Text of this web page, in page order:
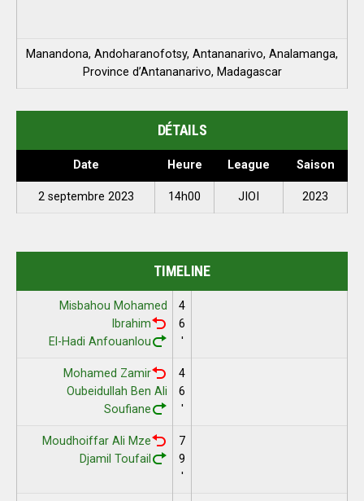
Manandona, Andoharanofotsy, Antananarivo, Analamanga,
Province d’Antananarivo, Madagascar
DÉTAILS
Date Heure League Saison
2 septembre 2023 14h00 JIOI 2023
TIMELINE
Misbahou Mohamed
Ibrahim
El-Hadi Anfouanlou
4
6
'
Mohamed Zamir
Oubeidullah Ben Ali
Soufiane
4
6
'
Moudhoiffar Ali Mze
Djamil Toufail
7
9
'